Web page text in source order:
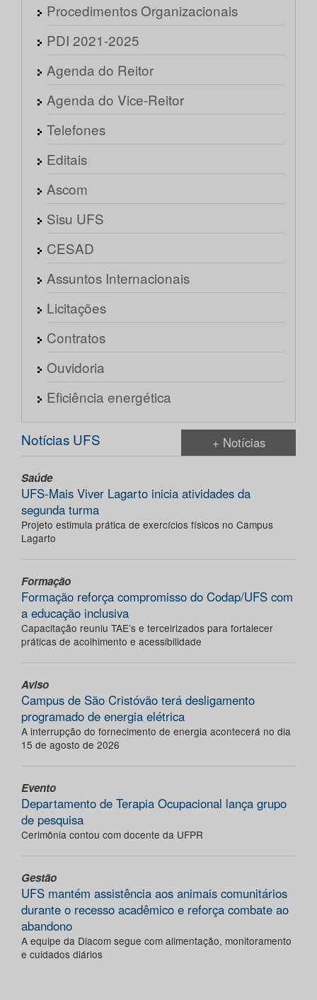
Procedimentos Organizacionais
PDI 2021-2025
Agenda do Reitor
Agenda do Vice-Reitor
Telefones
Editais
Ascom
Sisu UFS
CESAD
Assuntos Internacionais
Licitações
Contratos
Ouvidoria
Eficiência energética
Notícias UFS + Notícias
Saúde
UFS-Mais Viver Lagarto inicia atividades da
segunda turma
Projeto estimula prática de exercícios físicos no Campus
Lagarto
Formação
Formação reforça compromisso do Codap/UFS com
a educação inclusiva
Capacitação reuniu TAE’s e terceirizados para fortalecer
práticas de acolhimento e acessibilidade
Aviso
Campus de São Cristóvão terá desligamento
programado de energia elétrica
A interrupção do fornecimento de energia acontecerá no dia
15 de agosto de 2026
Evento
Departamento de Terapia Ocupacional lança grupo
de pesquisa
Cerimônia contou com docente da UFPR
Gestão
UFS mantém assistência aos animais comunitários
durante o recesso acadêmico e reforça combate ao
abandono
A equipe da Diacom segue com alimentação, monitoramento
e cuidados diários